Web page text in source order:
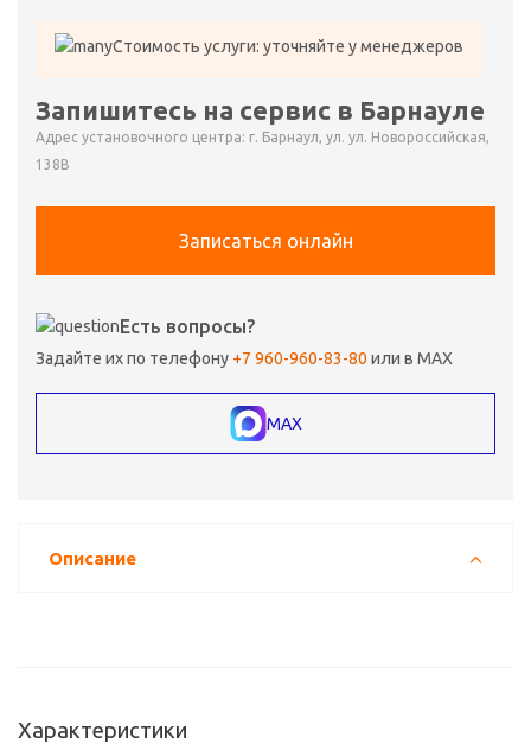
Стоимость услуги: уточняйте у менеджеров
Запишитесь на сервис в Барнауле
Адрес установочного центра: г. Барнаул, ул. ул. Новороссийская,
138В
Записаться онлайн
Есть вопросы?
Задайте их по телефону +7 960-960-83-80 или в MAX
MAX
Описание
Характеристики